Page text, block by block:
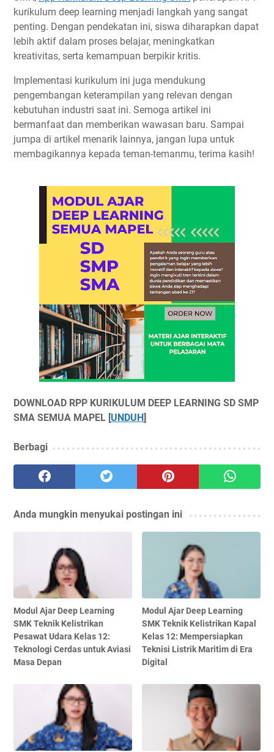
kurikulum deep learning menjadi langkah yang sangat
penting. Dengan pendekatan ini, siswa diharapkan dapat
lebih aktif dalam proses belajar, meningkatkan
kreativitas, serta kemampuan berpikir kritis.
Implementasi kurikulum ini juga mendukung
pengembangan keterampilan yang relevan dengan
kebutuhan industri saat ini. Semoga artikel ini
bermanfaat dan memberikan wawasan baru. Sampai
jumpa di artikel menarik lainnya, jangan lupa untuk
membagikannya kepada teman-temanmu, terima kasih!
DOWNLOAD RPP KURIKULUM DEEP LEARNING SD SMP
SMA SEMUA MAPEL [UNDUH]
Berbagi
Anda mungkin menyukai postingan ini
Modul Ajar Deep Learning
SMK Teknik Kelistrikan
Pesawat Udara Kelas 12:
Teknologi Cerdas untuk Aviasi
Masa Depan
Modul Ajar Deep Learning
SMK Teknik Kelistrikan Kapal
Kelas 12: Mempersiapkan
Teknisi Listrik Maritim di Era
Digital